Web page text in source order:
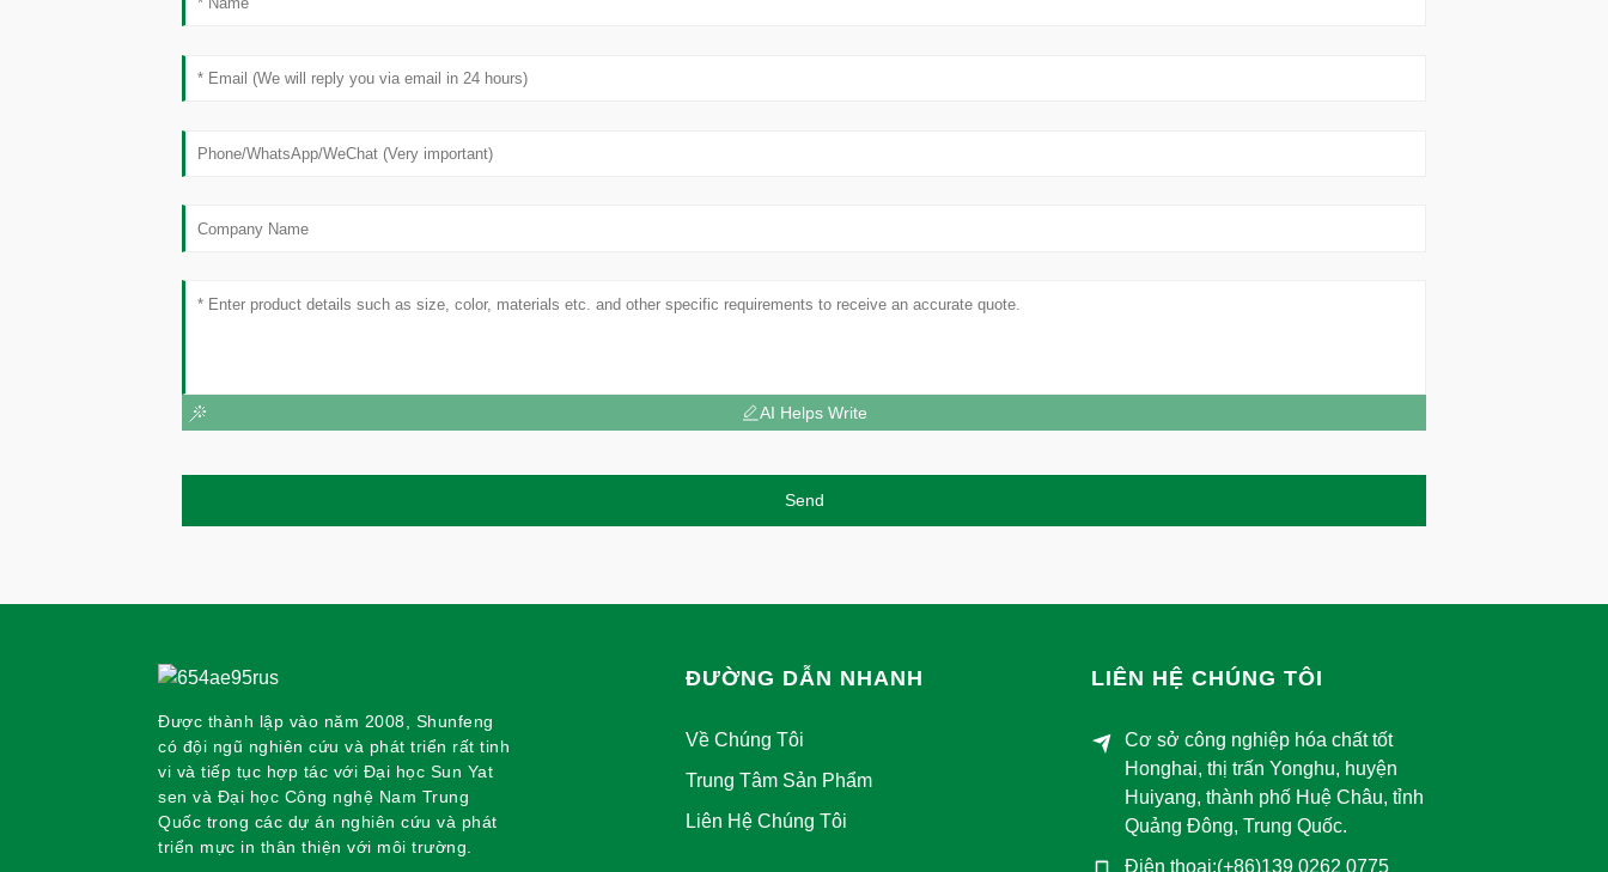
AI Helps Write
Send
Được thành lập vào năm 2008, Shunfeng
có đội ngũ nghiên cứu và phát triển rất tinh
vi và tiếp tục hợp tác với Đại học Sun Yat
sen và Đại học Công nghệ Nam Trung
Quốc trong các dự án nghiên cứu và phát
triển mực in thân thiện với môi trường.
ĐƯỜNG DẪN NHANH
Về Chúng Tôi
Trung Tâm Sản Phẩm
Liên Hệ Chúng Tôi
LIÊN HỆ CHÚNG TÔI
Cơ sở công nghiệp hóa chất tốt
Honghai, thị trấn Yonghu, huyện
Huiyang, thành phố Huệ Châu, tỉnh
Quảng Đông, Trung Quốc.
Điện thoại:(+86)139 0262 0775